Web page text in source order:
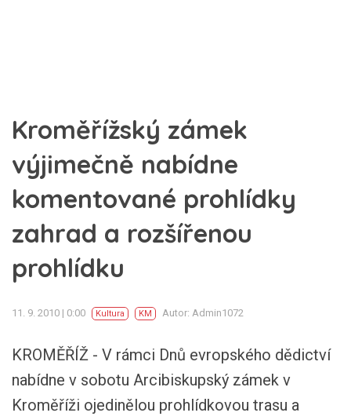
Kroměřížský zámek
výjimečně nabídne
komentované prohlídky
zahrad a rozšířenou
prohlídku
11. 9. 2010 | 0:00 Kultura KM Autor: Admin1072
KROMĚŘÍŽ - V rámci Dnů evropského dědictví
nabídne v sobotu Arcibiskupský zámek v
Kroměříži ojedinělou prohlídkovou trasu a